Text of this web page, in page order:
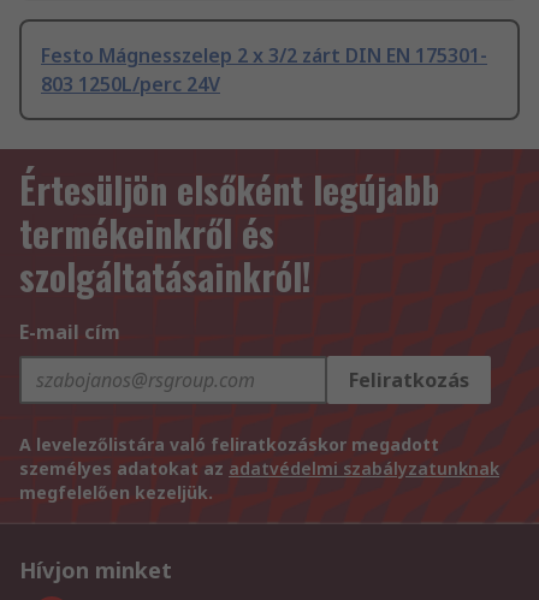
Festo Mágnesszelep 2 x 3/2 zárt DIN EN 175301-
803 1250L/perc 24V
Értesüljön elsőként legújabb
termékeinkről és
szolgáltatásainkról!
E-mail cím
Feliratkozás
A levelezőlistára való feliratkozáskor megadott
személyes adatokat az adatvédelmi szabályzatunknak
megfelelően kezeljük.
Hívjon minket